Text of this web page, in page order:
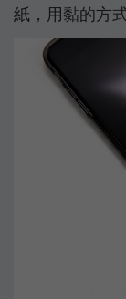
紙，用黏的方